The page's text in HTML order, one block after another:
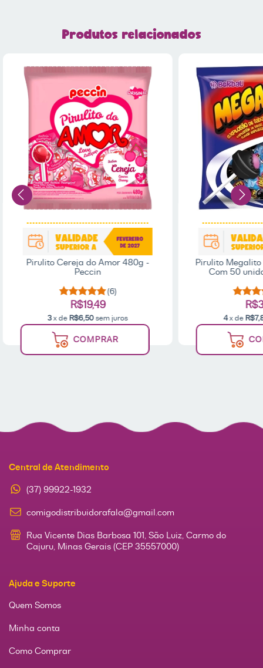
Produtos relacionados
Pirulito Cereja do Amor 480g -
Peccin
(6)
R$19,49
3x deR$6,50sem juros
COMPRAR
Pirulito Megalito
Com 50
4 x de
Central de Atendimento
(37) 99922-1932
comigodistribuidorafala@gmail.com
Rua Vicente Dias Barbosa 101, São Luiz, Carmo do
Cajuru, Minas Gerais (CEP 35557000)
Ajuda e Suporte
Quem Somos
Minha conta
Como Comprar